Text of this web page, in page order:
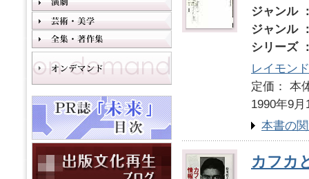
ジャンル
ジャンル
シリーズ
レイモン
定価：
1990年9月
本書の
カフカ